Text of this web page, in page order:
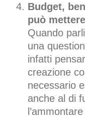
Budget,
può
Quando
una
infatti
creazione
necessario
anche al di